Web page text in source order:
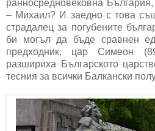
ранносредновековна България,
– Михаил? И заедно с това
страдалец за погубените
би могъл да бъде сравнен
предходник, цар Симеон
разшириха Българското
тесния за всички Балкански